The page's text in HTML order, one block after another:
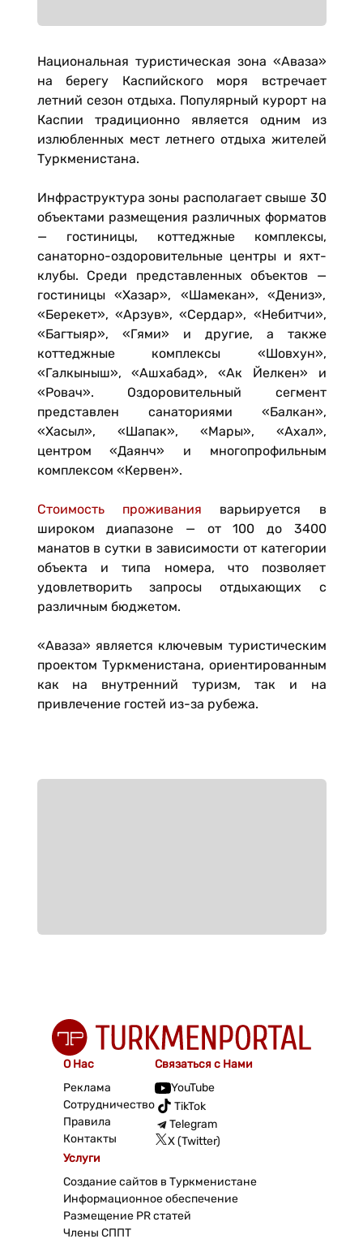
Национальная туристическая зона «Аваза»
на берегу Каспийского моря встречает
летний сезон отдыха. Популярный курорт на
Каспии традиционно является одним из
излюбленных мест летнего отдыха жителей
Туркменистана.
Инфраструктура зоны располагает свыше 30
объектами размещения различных форматов
— гостиницы, коттеджные комплексы,
санаторно-оздоровительные центры и яхт-
клубы. Среди представленных объектов —
гостиницы «Хазар», «Шамекан», «Дениз»,
«Берекет», «Арзув», «Сердар», «Небитчи»,
«Багтыяр», «Гями» и другие, а также
коттеджные комплексы «Шовхун»,
«Галкыныш», «Ашхабад», «Ак Йелкен» и
«Ровач». Оздоровительный сегмент
представлен санаториями «Балкан»,
«Хасыл», «Шапак», «Мары», «Ахал»,
центром «Даянч» и многопрофильным
комплексом «Кервен».
Стоимость проживания варьируется в
широком диапазоне — от 100 до 3400
манатов в сутки в зависимости от категории
объекта и типа номера, что позволяет
удовлетворить запросы отдыхающих с
различным бюджетом.
«Аваза» является ключевым туристическим
проектом Туркменистана, ориентированным
как на внутренний туризм, так и на
привлечение гостей из-за рубежа.
О Нас
Реклама
Сотрудничество
Правила
Контакты
Связаться с Нами
YouTube
TikTok
Telegram
X (Twitter)
Услуги
Создание сайтов в Туркменистане
Информационное обеспечение
Размещение PR статей
Члены СППТ